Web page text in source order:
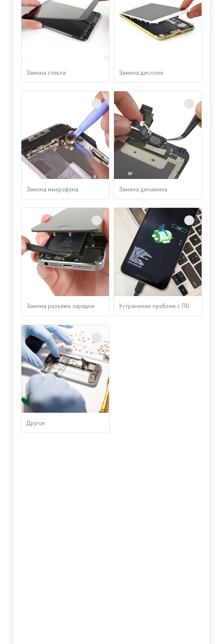
Замена стекла Замена дисплея
Замена микрофона Замена динамика
Замена разъема зарядки Устранение проблем с ПО
Другое